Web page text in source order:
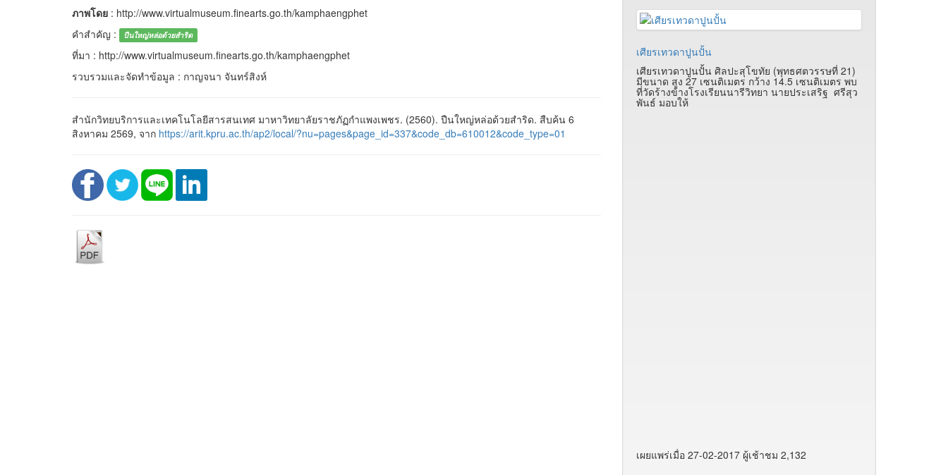
ภาพโดย : http://www.virtualmuseum.finearts.go.th/kamphaengphet
คำสำคัญ :
ปืนใหญ่หล่อด้วยสำริด
ที่มา : http://www.virtualmuseum.finearts.go.th/kamphaengphet
รวบรวมและจัดทำข้อมูล : กาญจนา จันทร์สิงห์
สำนักวิทยบริการและเทคโนโลยีสารสนเทศ มาหาวิทยาลัยราชภัฏกำแพงเพชร. (2560). ปืนใหญ่หล่อด้วยสำริด. สืบค้น 6
สิงหาคม 2569, จาก https://arit.kpru.ac.th/ap2/local/?nu=pages&page_id=337&code_db=610012&code_type=01
เศียรเทวดาปูนปั้น
เศียรเทวดาปูนปั้น ศิลปะสุโขทัย (พุทธศตวรรษที่ 21)
มีขนาด สูง 27 เซนติเมตร กว้าง 14.5 เซนติเมตร พบ
ที่วัดร้างข้างโรงเรียนนารีวิทยา นายประเสริฐ ศรีสุว
พันธ์ มอบให้
เผยแพร่เมื่อ 27-02-2017 ผู้เช้าชม 2,132